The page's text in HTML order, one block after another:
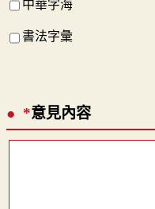
中華字海
書法字彙
*意見內容